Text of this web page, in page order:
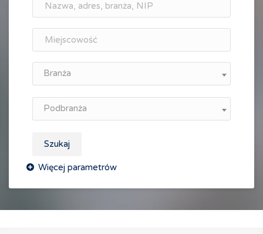
Branża
Podbranża
Szukaj